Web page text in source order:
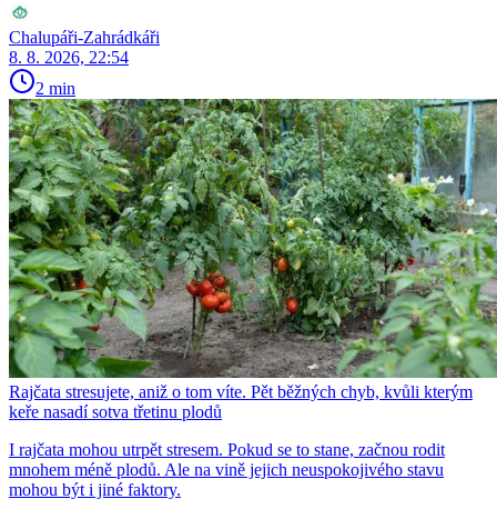
Chalupáři-Zahrádkáři
8. 8. 2026, 22:54
2 min
Rajčata stresujete, aniž o tom víte. Pět běžných chyb, kvůli kterým
keře nasadí sotva třetinu plodů
I rajčata mohou utrpět stresem. Pokud se to stane, začnou rodit
mnohem méně plodů. Ale na vině jejich neuspokojivého stavu
mohou být i jiné faktory.